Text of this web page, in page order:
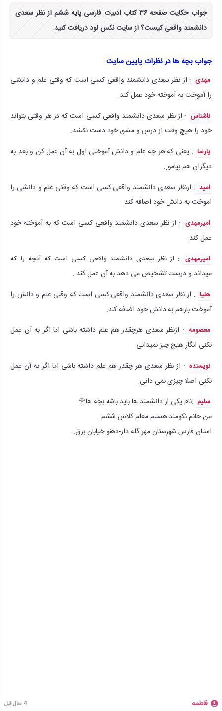
جواب حکایت صفحه ۳۶ کتاب ادبیات فارسی پایه ششم از نظر سعدی
دانشمند واقعی کیست؟ از سایت نکس لود دریافت کنید.
جواب بچه ها در نظرات پایین سایت
مهدی : از نظر سعدی دانشمند واقعی کسی است که وقتی علم و دانشی
را آموخت به آموخته خود عمل کند.
ناشناس : از نظر سعدی دانشمند واقعی کسی است که در هر وقتی بتواند
خود را هیچ وقت از درس و مشق خود دست نکشد.
پارسا : یعنی که هر چه علم و دانش آموختی اول به آن عمل کن و بعد به
دیگران هم بیاموز.
امید : ازنظر سعدی دانشمند واقعی کسی است که وقتی علم و دانشی را
اموخت به دانش خود اصافه کند.
امیرمهدی : از نظر سعدی دانشمند واقعی کسی است که به آموخته خود
عمل کند.
امیرمهدی : از نظر سعدی دانشمند واقعی کسی است که آنچه را که
میداند و درست تشخیص می دهد به آن عمل کند .
هلیا : از نظر سعدی دانشمند واقعی کسی است که وقتی علم و دانش را
آموخت بازهم به دانش خود اضافه کند.
معصومه : ازنظر سعدی هرچقدر هم علم داشته باشی اما اگر به آن عمل
نکنی انگار هیچ چیز نمیدانی.
نویسنده :‌ از نظر سعدی هر چقدر هم علم داشته باشی اما اگر به آن عمل
نکنی اصلا چیزی نمی دانی.
سلیم :‌نام یکی از دانشمند ها باید باشه بچه ها🌹
من خانم نکومند هستم معلم کلاس ششم
استان فارس شهرستان مهر گله دار-دهنو خیابان برق.
فاطمه 4 سال قبل